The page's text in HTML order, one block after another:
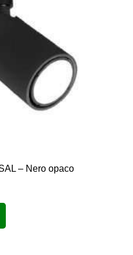
– Nero opaco